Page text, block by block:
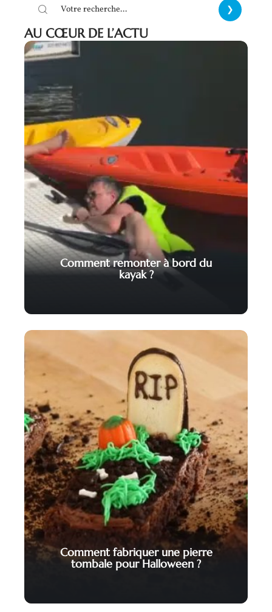
AU CŒUR DE L’ACTU
Comment remonter à bord du
kayak ?
Comment fabriquer une pierre
tombale pour Halloween ?